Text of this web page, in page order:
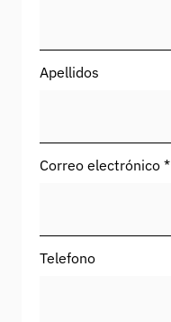
Apellidos
Correo electrónico *
Telefono